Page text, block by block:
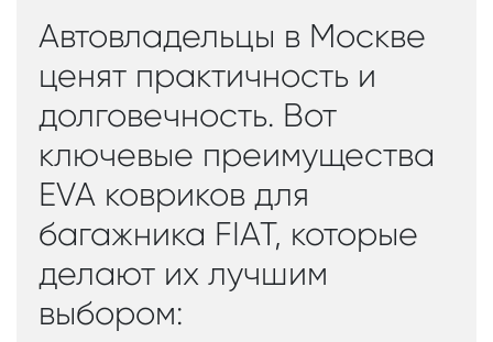
Автовладельцы в Москве
ценят практичность и
долговечность. Вот
ключевые преимущества
EVA ковриков для
багажника FIAT, которые
делают их лучшим
выбором: